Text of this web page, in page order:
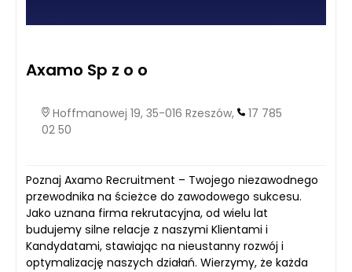
Axamo Sp z o o
Hoffmanowej 19, 35-016 Rzeszów,
17 785
02 50
Poznaj Axamo Recruitment – Twojego niezawodnego
przewodnika na ścieżce do zawodowego sukcesu.
Jako uznana firma rekrutacyjna, od wielu lat
budujemy silne relacje z naszymi Klientami i
Kandydatami, stawiając na nieustanny rozwój i
optymalizację naszych działań. Wierzymy, że każda